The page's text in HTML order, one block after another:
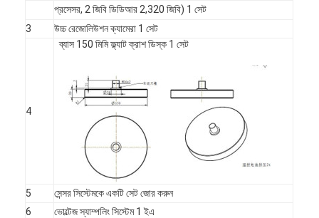
ভিডিও
আমাদের সম্বন্ধে
গুণমান নিয়ন্ত্রণ
আমাদের সাথে যোগাযোগ
ব্লগ
প্রসেসর, 2 জিবি ডিডিআর 2,320 জিবি) 1 সেট
3
উচ্চ রেজোলিউশন ক্যামেরা 1 সেট
4
ব্যাস 150 মিমি ফ্ল্যাট ক্রাশ ডিস্ক 1 সেট
5
সেন্সর সিস্টেমকে একটি সেট জোর করুন
6
ভোল্টেজ স্যাম্পলিং সিস্টেম 1 ইএ